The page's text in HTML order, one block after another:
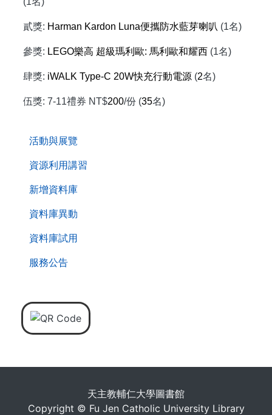
活動與展覽
資源利用講習
新增資料庫
資料庫異動
資料庫試用
服務公告
貳獎: Harman Kardon Luna便攜防水藍芽喇叭 (1名)
參獎: LEGO樂高 超級瑪利歐: 馬利歐和耀西 (1名)
肆獎: iWALK Type-C 20W快充行動電源 (2名)
伍獎: 7-11禮券 NT$200/份 (35名)
天主教輔仁大學圖書館
Copyright © Fu Jen Catholic University Library